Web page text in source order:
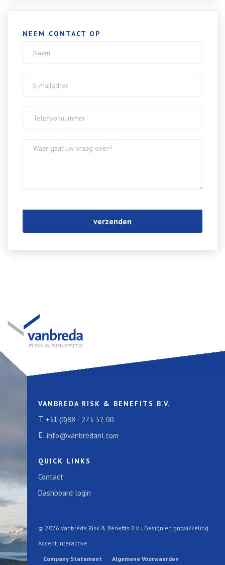
NEEM CONTACT OP
VANBREDA RISK & BENEFITS B.V.
T. +31 (0)88 - 273 32 00
E: info@vanbredanl.com
QUICK LINKS
Contact
Dashboard login
© 2026 Vanbreda Risk & Benefits B.V. | Design en ontwikkeling:
Accent Interactive
Company Statement Algemene Voorwaarden